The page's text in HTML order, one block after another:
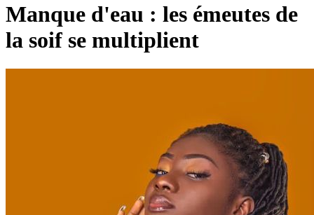
Manque d'eau : les émeutes de
la soif se multiplient